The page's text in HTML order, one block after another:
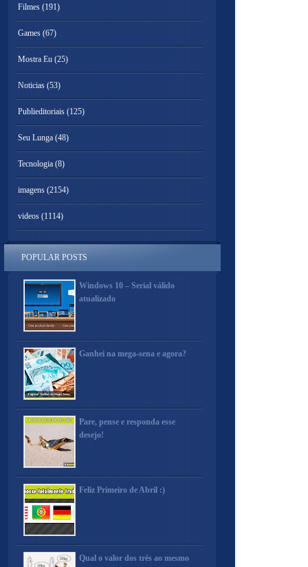
Filmes (191)
Games (67)
Mostra Eu (25)
Noticias (53)
Publieditoriais (125)
Seu Lunga (48)
Tecnologia (8)
imagens (2154)
videos (1114)
POPULAR POSTS
Windows 10 – Serial válido
atualizado
Ganhei na mega-sena e agora?
Pare, pense e responda esse
desejo!
Feliz Primeiro de Abril :)
Qual o valor dos três ao mesmo